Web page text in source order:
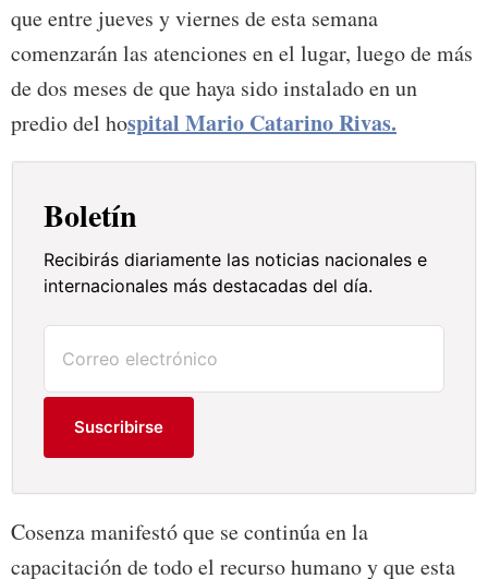
que entre jueves y viernes de esta semana
comenzarán las atenciones en el lugar, luego de más
de dos meses de que haya sido instalado en un
predio del hospital Mario Catarino Rivas.
Boletín
Recibirás diariamente las noticias nacionales e
internacionales más destacadas del día.
Suscribirse
Cosenza manifestó que se continúa en la
capacitación de todo el recurso humano y que esta